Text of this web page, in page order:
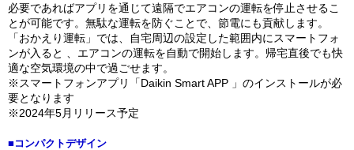
必要であればアプリを通じて遠隔でエアコンの運転を停止させるこ
とが可能です。無駄な運転を防ぐことで、節電にも貢献します。
「おかえり運転」では、自宅周辺の設定した範囲内にスマートフォ
ンが入ると 、エアコンの運転を自動で開始します。帰宅直後でも快
適な空気環境の中で過ごせます。
※スマートフォンアプリ「Daikin Smart APP 」のインストールが必
要となります
※2024年5月リリース予定
■コンパクトデザイン